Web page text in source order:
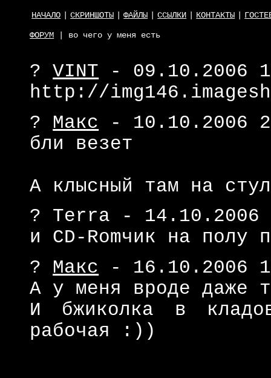
НАЧАЛО СКРИНШОТЫ ФАЙЛЫ ССЫЛКИ КОНТАКТЫ
ФОРУМ | во чего у меня есть
?VINT - 09.10.2006
http://
? Макс - 10.10.2006
бли везет
А клысный там на
? Terra - 14.10.2006
и CD-Romчик на полу
? Макс - 16.10.2006
А у меня вроде даже
И бжиколка в
рабочая :))